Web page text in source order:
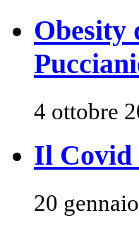
Obesity
4 ottobre
Il Covid
20